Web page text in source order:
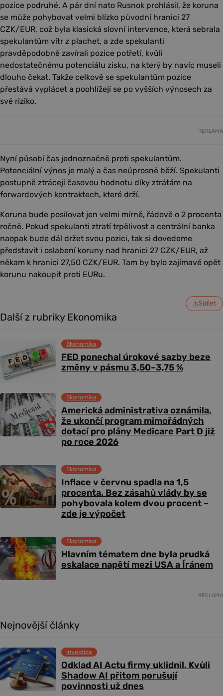
pozice podruhé. A pár dní nato Rusnok prohlásil, že koruna
se může pohybovat velmi blízko původní hranici 27
CZK/EUR, což byla klasická slovní intervence, která sebrala
spekulantům vítr z plachet, a zde spekulanti
pravděpodobně zavírali pozice potřetí, kvůli
nedostatečnému potenciálu zisku, na který by navíc museli
dlouho čekat. Takže celkově se spekulantům pozice
přestává vyplácet a poohlížejí se po vyšších výnosech za
své riziko.
REKLAMA
Nyní působí čas jednoznačně proti spekulantům.
Potenciální výnos je malý a čas neúprosně běží. Spekulanti
postupně ztrácejí časovou hodnotu díky ztrátám na
forwardových kontraktech, které drží.
Koruna bude posilovat jen velmi mírně, řádově o 2 procenta
ročně. Pokud spekulanti ztratí trpělivost a centrální banka
naopak bude dál držet svou pozici, tak si dovedeme
představit i oslabení koruny nad hranici 27 CZK/EUR, až
někam k hranici 27,50 CZK/EUR. Tam by bylo zajímavé opět
korunu nakoupit proti EURu.
Sdílet
Další z rubriky Ekonomika
FED ponechal úrokové sazby beze
změny v pásmu 3,50–3,75 %
Ekonomika
Americká administrativa oznámila,
že ukončí program mimořádných
dotací pro plány Medicare Part D již
po roce 2026
Ekonomika
Inflace v červnu spadla na 1,5
procenta. Bez zásahů vlády by se
pohybovala kolem dvou procent –
zde je výpočet
Ekonomika
Hlavním tématem dne byla prudká
eskalace napětí mezi USA a Íránem
Ekonomika
REKLAMA
Nejnovější články
Odklad AI Actu firmy uklidnil. Kvůli
Shadow AI přitom porušují
povinnosti už dnes
Investice